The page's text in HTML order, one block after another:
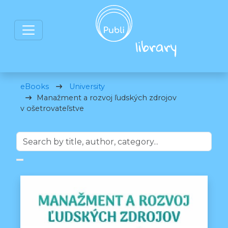
eBooks
University
Manažment a rozvoj ľudských zdrojov
v ošetrovateľstve